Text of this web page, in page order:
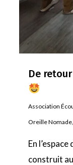
De
Association
Oreille Nomade
En
construit